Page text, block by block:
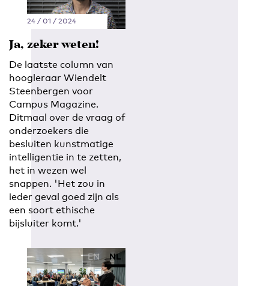
24 / 01 / 2024
Ja, zeker weten!
De laatste column van
hoogleraar Wiendelt
Steenbergen voor
Campus Magazine.
Ditmaal over de vraag of
onderzoekers die
besluiten kunstmatige
intelligentie in te zetten,
het in wezen wel
snappen. 'Het zou in
ieder geval goed zijn als
een soort ethische
bijsluiter komt.'
EN NL